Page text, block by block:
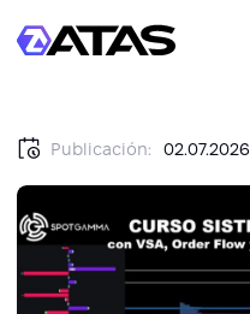
Publicación: 02.07.2026